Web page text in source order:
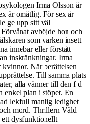
Irma Olsson är
är omätlig. För sex år
ge upp sitt väl
avböjde hon och
som varken insett
innebar eller förstått
inskränkningar. Irma
kvinnor. När berättelsen
Till samma plats
alla vänner till den f d
enkel plan i stöpet. En
lekfull manlig ledighet
mord. Thrillern Våld
dysfunktionellt